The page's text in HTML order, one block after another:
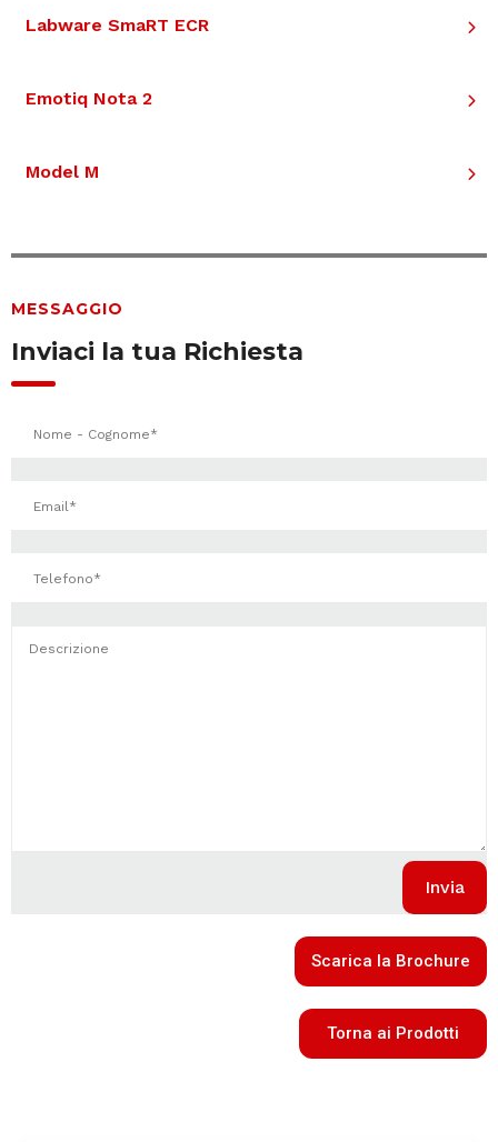
Labware SmaRT ECR
Emotiq Nota 2
Model M
MESSAGGIO
Inviaci la tua Richiesta
Scarica la Brochure
Torna ai Prodotti